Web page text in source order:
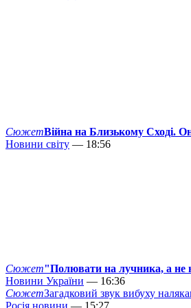
СюжетВійна на Близькому Сході.
Новини світу — 18:56
Сюжет"Полювати на лучника, а не
Новини України — 16:36
СюжетЗагадковий звук вибуху